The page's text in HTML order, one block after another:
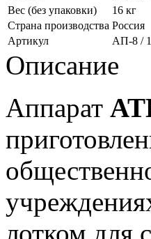
Вес (без упаковки)
16 кг
Страна производства Россия
Артикул
АП-8 /
Описание
Аппарат
лотком для